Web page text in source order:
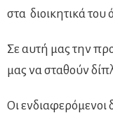
στα διοικητικά του
Σε αυτή μας την
μας να σταθούν
Οι